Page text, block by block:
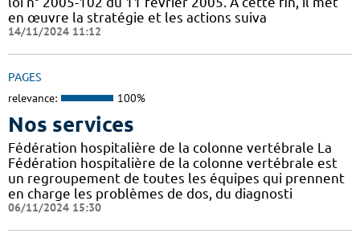
en œuvre la stratégie et les actions suiva
14/11/2024 11:12
PAGES
relevance: 100%
Nos services
Fédération hospitalière de la colonne vertébrale La
Fédération hospitalière de la colonne vertébrale est
un regroupement de toutes les équipes qui prennent
en charge les problèmes de dos, du diagnosti
06/11/2024 15:30